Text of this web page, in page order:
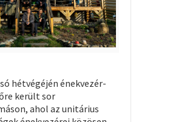
hétvégéjén énekvezér-
került sor
ahol az unitárius